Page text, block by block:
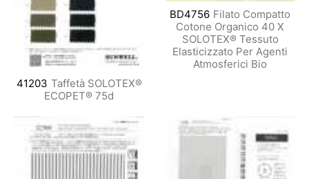
41203 Taffetà SOLOTEX®
ECOPET® 75d
BD4756 Filato Compatto
Cotone Organico 40 X
SOLOTEX® Tessuto
Elasticizzato Per Agenti
Atmosferici Bio